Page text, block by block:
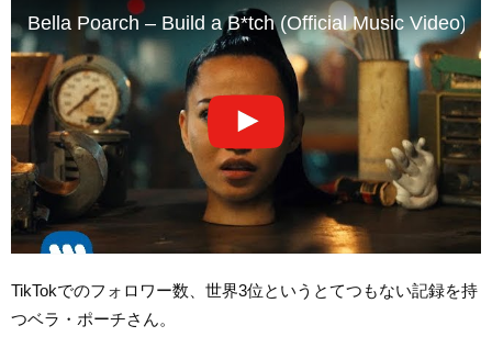
Bella Poarch – Build a B*tch (Official Music Video)
TikTokでのフォロワー数、世界3位というとてつもない記録を持
つベラ・ポーチさん。